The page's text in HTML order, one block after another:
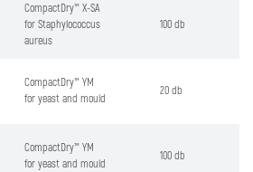
CompactDry™ X-SA
for Staphylococcus
aureus
100 db
CompactDry™ YM
for yeast and mould
20 db
CompactDry™ YM
for yeast and mould
100 db